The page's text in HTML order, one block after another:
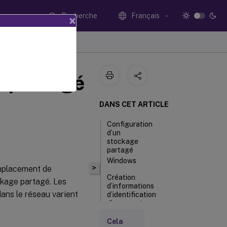
Recherche Français
partagé
de
partagé. Les
le réseau varient
>
DANS CET ARTICLE
Configuration
d’un
stockage
partagé
Windows
Création
d’informations
d’identification
d’un compte
streaming sur
Cela
×